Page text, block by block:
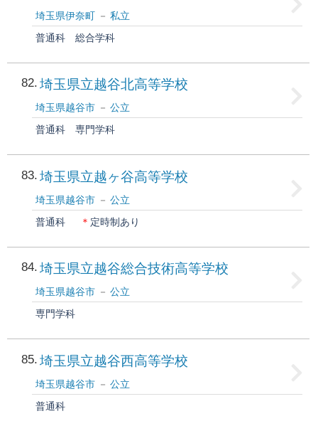
埼玉県伊奈町
私立
普通科
総合学科
82 埼玉県立越谷北高等学校
埼玉県越谷市
公立
普通科
専門学科
83 埼玉県立越ヶ谷高等学校
埼玉県越谷市
公立
普通科
＊ 定時制あり
84 埼玉県立越谷総合技術高等学校
埼玉県越谷市
公立
専門学科
85 埼玉県立越谷西高等学校
埼玉県越谷市
公立
普通科